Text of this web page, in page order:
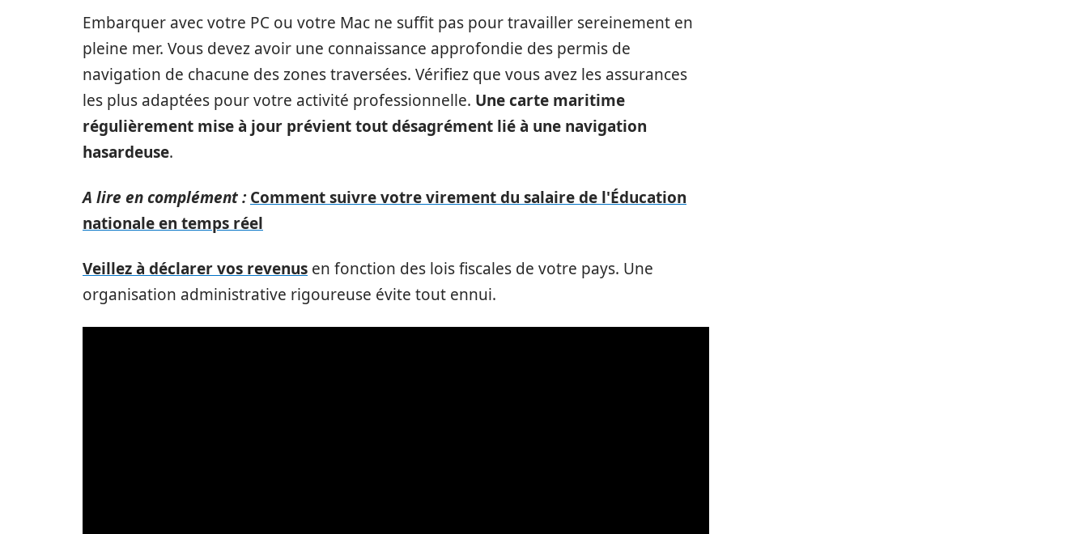
Embarquer avec votre PC ou votre Mac ne suffit pas pour travailler sereinement en
pleine mer. Vous devez avoir une connaissance approfondie des permis de
navigation de chacune des zones traversées. Vérifiez que vous avez les assurances
les plus adaptées pour votre activité professionnelle. Une carte maritime
régulièrement mise à jour prévient tout désagrément lié à une navigation
hasardeuse.
A lire en complément : Comment suivre votre virement du salaire de l'Éducation
nationale en temps réel
Veillez à déclarer vos revenus en fonction des lois fiscales de votre pays. Une
organisation administrative rigoureuse évite tout ennui.